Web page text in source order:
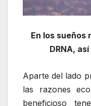
En los sueños
DRNA,
Aparte del lado
las razones
beneficioso